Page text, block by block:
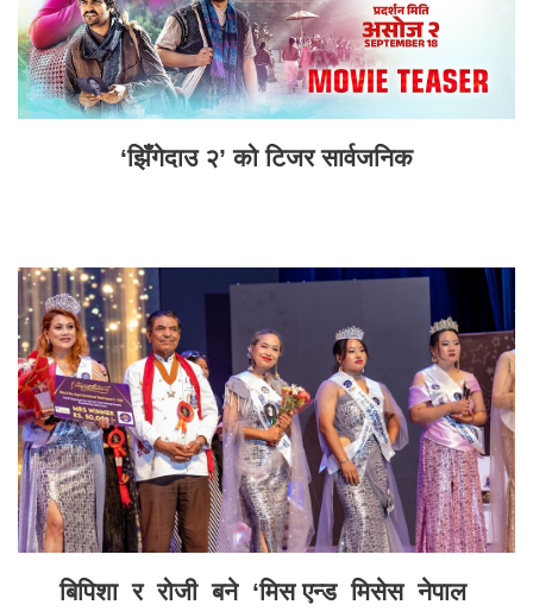
‘झिँगेदाउ २’ को टिजर सार्वजनिक
बिपिशा र रोजी बने ‘मिस एन्ड मिसेस नेपाल